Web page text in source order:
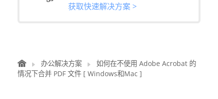
获取快速解决方案 >
办公解决方案
如何在不使用 Adob​​e Acrobat 的
情况下合并 PDF 文件 [ Windows和Mac ]